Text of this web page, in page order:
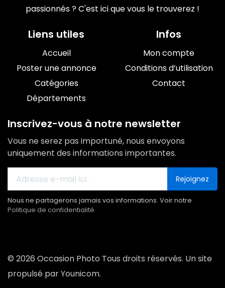
passionnés ? C'est ici que vous le trouverez !
Liens utiles
Accueil
Poster une annonce
Catégories
Départements
Infos
Mon compte
Conditions d’utilisation
Contact
Inscrivez-vous à notre newsletter
Vous ne serez pas importuné, nous envoyons
uniquement des informations importantes.
Rejoignez
Nous ne partagerons jamais vos informations. Voir notre
Politique de confidentialité
© 2026 Occasion Photo Tous droits réservés. Un site
propulsé par Younicom.